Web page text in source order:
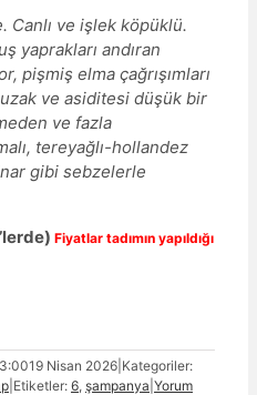
Canlı ve işlek köpüklü.
yaprakları andıran
pişmiş elma çağrışımları
ve asiditesi düşük bir
ve fazla
tereyağlı-hollandez
gibi sebzelerle
Fiyatlar tadımın yapıldığı
19 Nisan 2026 Kategoriler:
Etiketler: 6, şampanya Yorum